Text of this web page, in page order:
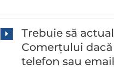
Trebuie să
Comerțului
telefon sau